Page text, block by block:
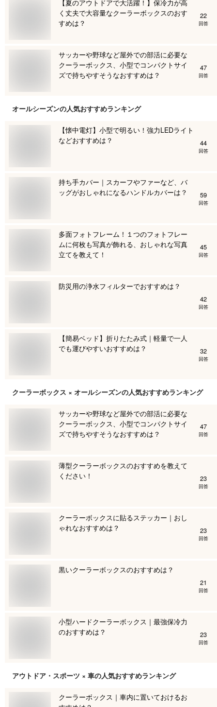
【夏のアウトドアで大活躍！】保冷力が高
く丈夫で大容量なクーラーボックスのおす
すめは？
22
回答
サッカーや野球など屋外での部活に必要な
クーラーボックス、小型でコンパクトサイ
ズで持ちやすそうなおすすめは？
47
回答
オールシーズンの人気おすすめランキング
【懐中電灯】小型で明るい！強力LEDライト
などおすすめは？
44
回答
持ち手カバー｜スカーフやファーなど、バ
ッグがおしゃれになるハンドルカバーは？
59
回答
多面フォトフレーム！１つのフォトフレー
ムに何枚も写真が飾れる、おしゃれな写真
立てを教えて！
45
回答
防災用の浄水フィルターでおすすめは？
42
回答
【簡易ベッド】折りたたみ式｜軽量で一人
でも運びやすいおすすめは？
32
回答
クーラーボックス × オールシーズンの人気おすすめランキング
サッカーや野球など屋外での部活に必要な
クーラーボックス、小型でコンパクトサイ
ズで持ちやすそうなおすすめは？
47
回答
薄型クーラーボックスのおすすめを教えて
ください！
23
回答
クーラーボックスに貼るステッカー｜おし
ゃれなおすすめは？
23
回答
黒いクーラーボックスのおすすめは？
21
回答
小型ハードクーラーボックス｜最強保冷力
のおすすめは？
23
回答
アウトドア・スポーツ × 車の人気おすすめランキング
クーラーボックス｜車内に置いておけるお